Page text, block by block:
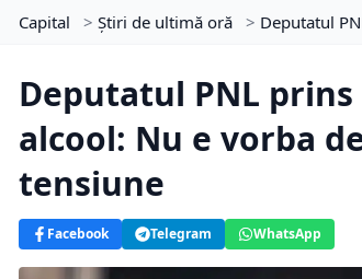
Capital > Știri de ultimă oră > Deputatul
Deputatul PNL
alcool: Nu e vorba
tensiune
Facebook Telegram WhatsApp